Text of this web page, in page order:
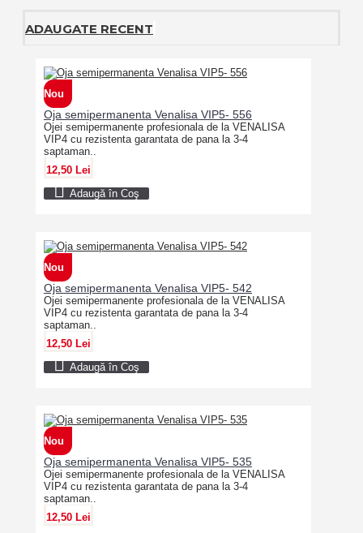
ADAUGATE RECENT
Nou
Oja semipermanenta Venalisa VIP5- 556
Ojei semipermanente profesionala de la VENALISA
VIP4 cu rezistenta garantata de pana la 3-4
saptaman..
12,50 Lei
Adaugă în Coş
Nou
Oja semipermanenta Venalisa VIP5- 542
Ojei semipermanente profesionala de la VENALISA
VIP4 cu rezistenta garantata de pana la 3-4
saptaman..
12,50 Lei
Adaugă în Coş
Nou
Oja semipermanenta Venalisa VIP5- 535
Ojei semipermanente profesionala de la VENALISA
VIP4 cu rezistenta garantata de pana la 3-4
saptaman..
12,50 Lei